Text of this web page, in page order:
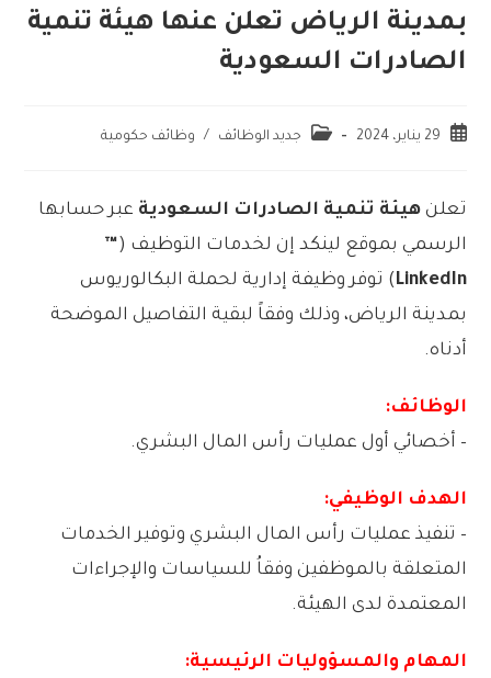
بمدينة الرياض تعلن عنها هيئة تنمية
الصادرات السعودية
29 يناير، 2024 جديد الوظائف / وظائف حكومية
تعلنهيئة تنمية الصادرات السعودية عبر حسابها
الرسمي بموقع لينكد إن لخدمات التوظيف (™
LinkedIn) توفر وظيفة إدارية لحملة البكالوريوس
بمدينة الرياض، وذلك وفقاً لبقية التفاصيل الموضحة
أدناه.
الوظائف:
– أخصائي أول عمليات رأس المال البشري.
الهدف الوظيفي:
– تنفيذ عمليات رأس المال البشري وتوفير الخدمات
المتعلقة بالموظفين وفقاُ للسياسات والإجراءات
المعتمدة لدى الهيئة.
المهام والمسؤوليات الرئيسية: